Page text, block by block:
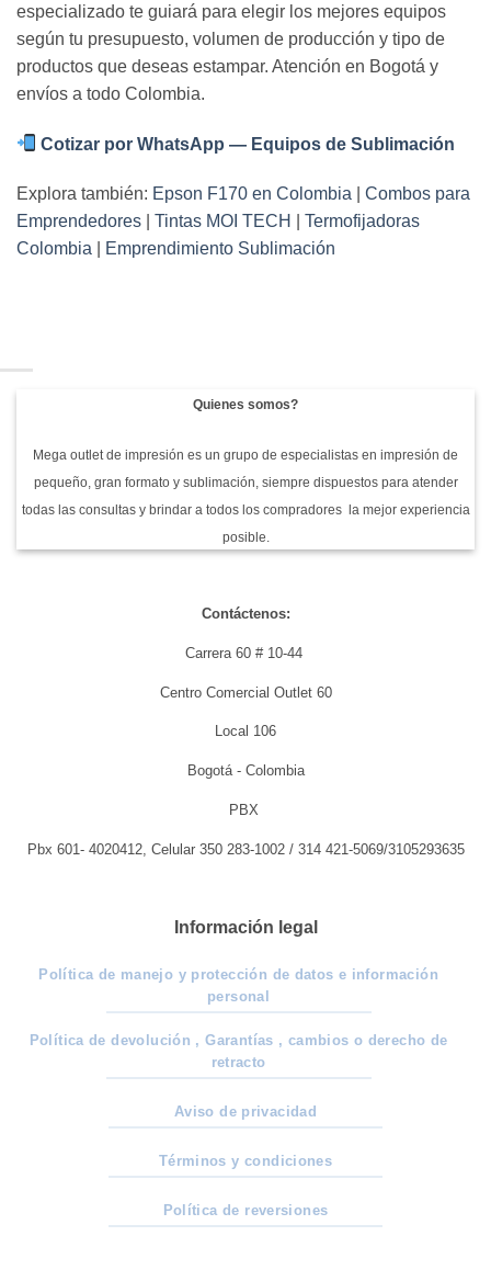
especializado te guiará para elegir los mejores equipos
según tu presupuesto, volumen de producción y tipo de
productos que deseas estampar. Atención en Bogotá y
envíos a todo Colombia.
Cotizar por WhatsApp — Equipos de Sublimación
Explora también: Epson F170 en Colombia
Combos para
Emprendedores
Tintas MOI TECH
Termofijadoras
Colombia
Emprendimiento Sublimación
Quienes somos?
Mega outlet de impresión es un grupo de especialistas en impresión de
pequeño, gran formato y sublimación, siempre dispuestos para atender
todas las consultas y brindar a todos los compradores la mejor experiencia
posible.
Contáctenos:
Carrera 60 # 10-44
Centro Comercial Outlet 60
Local 106
Bogotá - Colombia
PBX
Pbx 601- 4020412, Celular 350 283-1002 / 314 421-5069/3105293635
Información legal
Política de manejo y protección de datos e información
personal
Política de devolución , Garantías , cambios o derecho de
retracto
Aviso de privacidad
Términos y condiciones
Política de reversiones